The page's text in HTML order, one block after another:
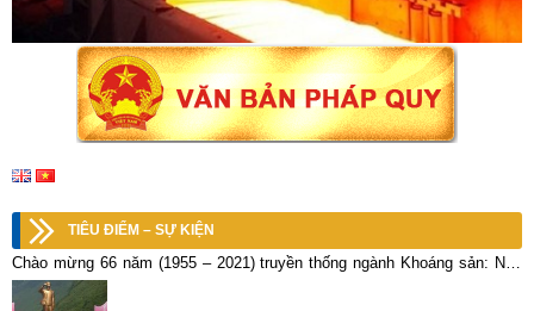
TIÊU ĐIỂM – SỰ KIỆN
Chào mừng 66 năm (1955 – 2021) truyền thống ngành Khoáng sản: Nêu
cao truyền thống, VIMICO vượt khó đi lên